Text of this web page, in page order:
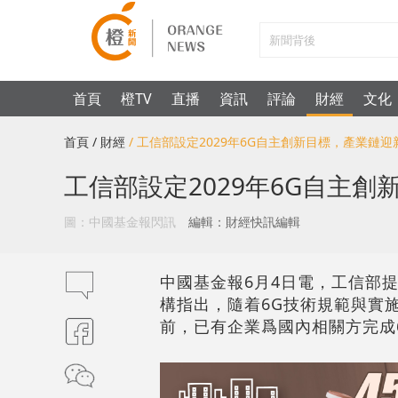
首頁 橙TV 直播 資訊 評論 財經 文化
首頁 / 財經 / 工信部設定2029年6G自主創新目標，產業鏈迎
工信部設定2029年6G自主創
圖：中國基金報閃訊 編輯：財經快訊編輯
中國基金報6月4日電，工信部
構指出，隨着6G技術規範與實
前，已有企業爲國內相關方完